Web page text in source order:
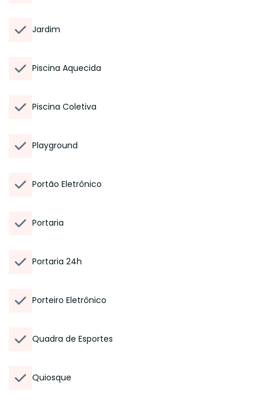
Jardim
Piscina Aquecida
Piscina Coletiva
Playground
Portão Eletrônico
Portaria
Portaria 24h
Porteiro Eletrônico
Quadra de Esportes
Quiosque